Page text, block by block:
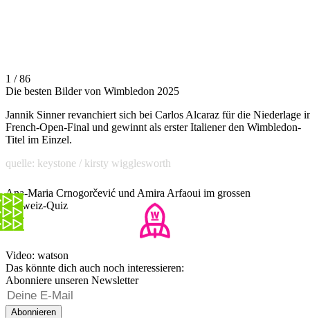
1 / 86
Die besten Bilder von Wimbledon 2025
Jannik Sinner revanchiert sich bei Carlos Alcaraz für die Niederlage
French-Open-Final und gewinnt als erster Italiener den Wimbledon-
Titel im Einzel.
quelle: keystone / kirsty wigglesworth
Ana-Maria Crnogorčević und Amira Arfaoui im grossen
Schweiz-Quiz
Video: watson
Das könnte dich auch noch interessieren:
Abonniere unseren Newsletter
Abonnieren